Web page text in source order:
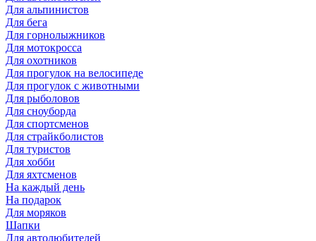
Для альпинистов
Для бега
Для горнолыжников
Для мотокросса
Для охотников
Для прогулок на велосипеде
Для прогулок с животными
Для рыболовов
Для сноуборда
Для спортсменов
Для страйкболистов
Для туристов
Для хобби
Для яхтсменов
На каждый день
На подарок
Для моряков
Шапки
Для автолюбителей